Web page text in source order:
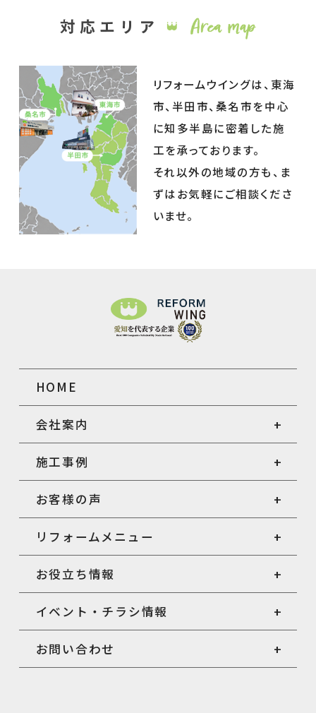
リフォームウイングは、東海
市、半田市、桑名市を中心
に知多半島に密着した施
工を承っております。
それ以外の地域の方も、ま
ずはお気軽にご相談くださ
いませ。
HOME
会社案内
施工事例
お客様の声
リフォームメニュー
お役立ち情報
イベント・チラシ情報
お問い合わせ